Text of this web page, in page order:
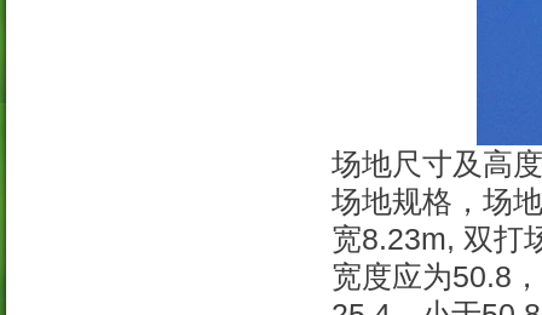
场地尺寸及高度
场地规格，场
宽8.23m, 双打
宽度应为50.8